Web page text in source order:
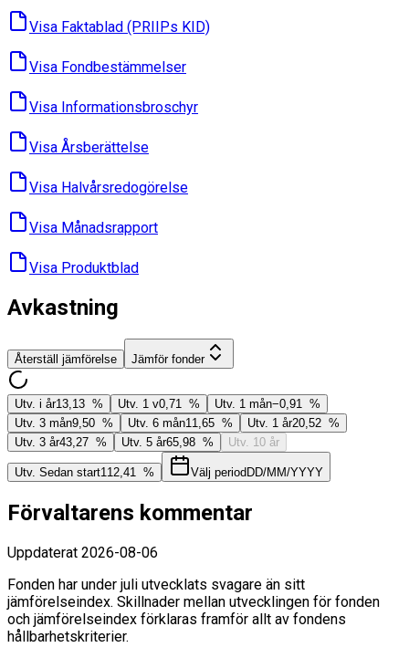
Visa Faktablad ​(PRIIPs KID)
Visa Fondbes­tämmelser
Visa Informations­broschyr
Visa Års­berättelse
Visa Halvårs­redogörelse
Visa Månads­rapport
Visa Produktblad
Avkastning
Återställ jämförelse Jämför fonder
Utv. i år13,13 % Utv. 1 v0,71 % Utv. 1 mån−0,91 %
Utv. 3 mån9,50 % Utv. 6 mån11,65 % Utv. 1 år20,52 %
Utv. 3 år43,27 % Utv. 5 år65,98 % Utv. 10 år
Utv. Sedan start112,41 % Välj period DD/MM/YYYY
Förvaltarens kommentar
Uppdaterat 2026-08-06
Fonden har under juli utvecklats svagare än sitt
jämförelseindex. Skillnader mellan utvecklingen för fonden
och jämförelseindex förklaras framför allt av fondens
hållbarhetskriterier.